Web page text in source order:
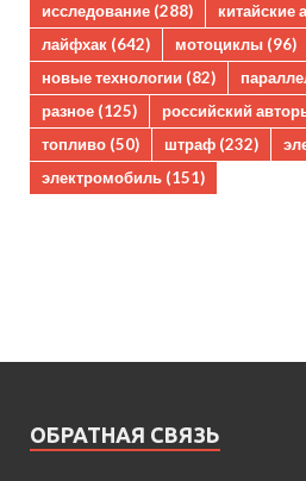
исследование (288) китайские
лайфхак (642) мотоциклы (96)
новые технологии (82)
разное (125) российский
топливо (50) штраф (232)
электромобиль (151)
ОБРАТНАЯ СВЯЗЬ